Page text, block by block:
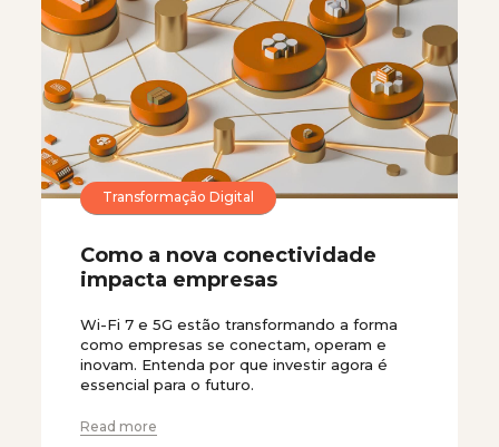
Transformação Digital
Como a nova conectividade
impacta empresas
Wi-Fi 7 e 5G estão transformando a forma
como empresas se conectam, operam e
inovam. Entenda por que investir agora é
essencial para o futuro.
Read more